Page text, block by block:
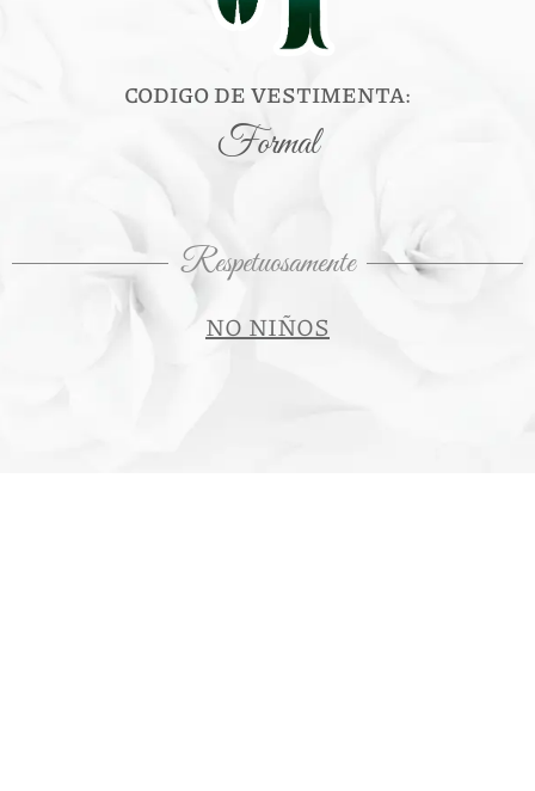
CODIGO DE VESTIMENTA:
Formal
Respetuosamente
NO NIÑOS